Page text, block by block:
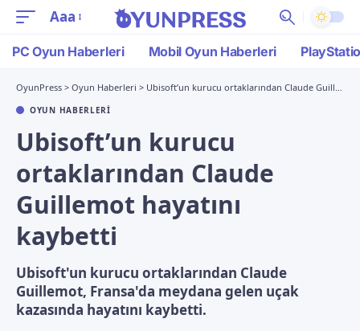
Aaa
PC Oyun Haberleri Mobil Oyun Haberleri
OyunPress > Oyun Haberleri > Ubisoft’un kurucu ortaklarından Claude Guillemot hayatını kaybetti
OYUN HABERLERI
Ubisoft’un kurucu
ortaklarından Claude
Guillemot hayatını
kaybetti
Ubisoft'un kurucu ortaklarından Claude
Guillemot, Fransa'da meydana gelen uçak
kazasında hayatını kaybetti.